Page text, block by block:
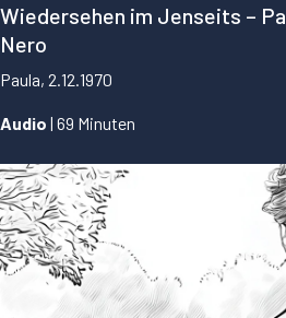
Wiedersehen im Jenseits –
Nero
Paula, 2.12.1970
Audio | 69 Minuten
...